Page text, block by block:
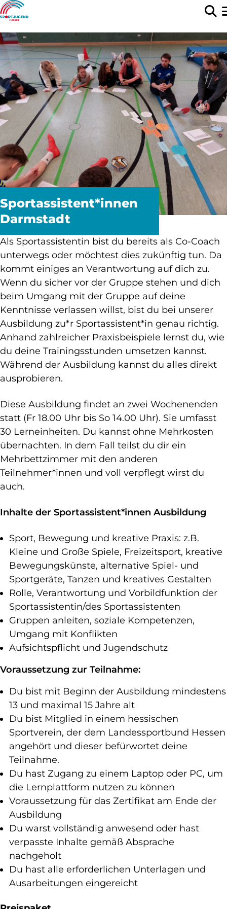
Sportassistent*innen
Darmstadt
Als Sportassistentin bist du bereits als Co-Coach
unterwegs oder möchtest dies zukünftig tun. Da
kommt einiges an Verantwortung auf dich zu.
Wenn du sicher vor der Gruppe stehen und dich
beim Umgang mit der Gruppe auf deine
Kenntnisse verlassen willst, bist du bei unserer
Ausbildung zu*r Sportassistent*in genau richtig.
Anhand zahlreicher Praxisbeispiele lernst du, wie
du deine Trainingsstunden umsetzen kannst.
Während der Ausbildung kannst du alles direkt
ausprobieren.
Diese Ausbildung findet an zwei Wochenenden
statt (Fr 18.00 Uhr bis So 14.00 Uhr). Sie umfasst
30 Lerneinheiten. Du kannst ohne Mehrkosten
übernachten. In dem Fall teilst du dir ein
Mehrbettzimmer mit den anderen
Teilnehmer*innen und voll verpflegt wirst du
auch.
Inhalte der Sportassistent*innen Ausbildung
Sport, Bewegung und kreative Praxis: z.B.
Kleine und Große Spiele, Freizeitsport, kreative
Bewegungskünste, alternative Spiel- und
Sportgeräte, Tanzen und kreatives Gestalten
Rolle, Verantwortung und Vorbildfunktion der
Sportassistentin/des Sportassistenten
Gruppen anleiten, soziale Kompetenzen,
Umgang mit Konflikten
Aufsichtspflicht und Jugendschutz
Voraussetzung zur Teilnahme:
Du bist mit Beginn der Ausbildung mindestens
13 und maximal 15 Jahre alt
Du bist Mitglied in einem hessischen
Sportverein, der dem Landessportbund Hessen
angehört und dieser befürwortet deine
Teilnahme.
Du hast Zugang zu einem Laptop oder PC, um
die Lernplattform nutzen zu können
Voraussetzung für das Zertifikat am Ende der
Ausbildung
Du warst vollständig anwesend oder hast
verpasste Inhalte gemäß Absprache
nachgeholt
Du hast alle erforderlichen Unterlagen und
Ausarbeitungen eingereicht